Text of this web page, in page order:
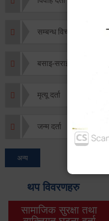
सम्बन्ध विच्छेद दर्ता
बसाइ-सराई जाने/आउने दर्ता
मृत्यू दर्ता
जन्म दर्ता
अन्य
थप विवरणहरु
सामाजिक सुरक्षा तथा